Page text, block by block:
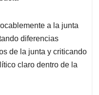
a la junta
diferencias
de la junta y criticando
claro dentro de la